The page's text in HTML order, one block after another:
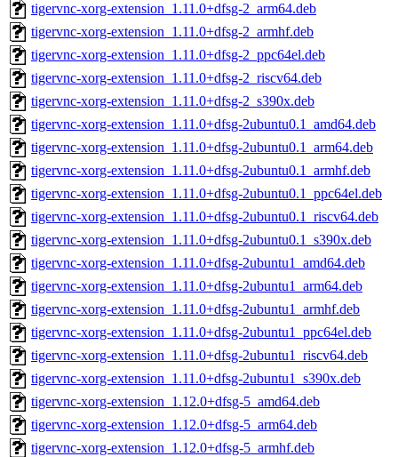
tigervnc-xorg-extension_1.11.0+dfsg-2_arm64.deb
tigervnc-xorg-extension_1.11.0+dfsg-2_armhf.deb
tigervnc-xorg-extension_1.11.0+dfsg-2_ppc64el.deb
tigervnc-xorg-extension_1.11.0+dfsg-2_riscv64.deb
tigervnc-xorg-extension_1.11.0+dfsg-2_s390x.deb
tigervnc-xorg-extension_1.11.0+dfsg-2ubuntu0.1_amd64.deb
tigervnc-xorg-extension_1.11.0+dfsg-2ubuntu0.1_arm64.deb
tigervnc-xorg-extension_1.11.0+dfsg-2ubuntu0.1_armhf.deb
tigervnc-xorg-extension_1.11.0+dfsg-2ubuntu0.1_ppc64el.deb
tigervnc-xorg-extension_1.11.0+dfsg-2ubuntu0.1_riscv64.deb
tigervnc-xorg-extension_1.11.0+dfsg-2ubuntu0.1_s390x.deb
tigervnc-xorg-extension_1.11.0+dfsg-2ubuntu1_amd64.deb
tigervnc-xorg-extension_1.11.0+dfsg-2ubuntu1_arm64.deb
tigervnc-xorg-extension_1.11.0+dfsg-2ubuntu1_armhf.deb
tigervnc-xorg-extension_1.11.0+dfsg-2ubuntu1_ppc64el.deb
tigervnc-xorg-extension_1.11.0+dfsg-2ubuntu1_riscv64.deb
tigervnc-xorg-extension_1.11.0+dfsg-2ubuntu1_s390x.deb
tigervnc-xorg-extension_1.12.0+dfsg-5_amd64.deb
tigervnc-xorg-extension_1.12.0+dfsg-5_arm64.deb
tigervnc-xorg-extension_1.12.0+dfsg-5_armhf.deb